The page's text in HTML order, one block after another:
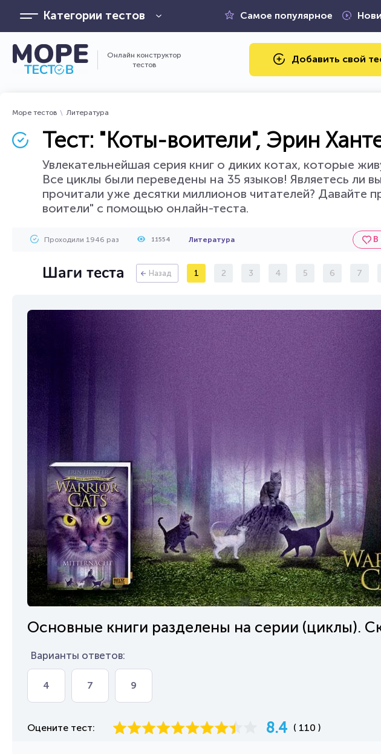
Категории тестов Самое популярное
Онлайн конструктор
тестов
Добавить свой
Море тестов Литература
Тест: "Коты-воители", Эрин
Увлекательнейшая серия книг о диких котах, которые
Все циклы были переведены на 35 языков! Являетесь ли
прочитали уже десятки миллионов читателей? Давайте
воители" с помощью онлайн-теста.
Проходили 1946 раз 11554 Литература В
Шаги теста Назад 1 2 3 4 5 6 7
Основные книги разделены на серии (циклы).
Варианты ответов:
4 7 9
Оцените тест: 8.4 ( 110 )